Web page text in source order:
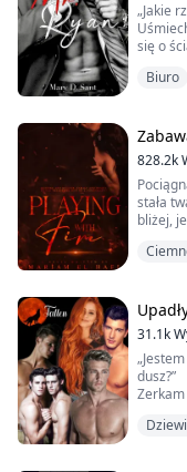
„Jakie
się o
tak
Jego
Jego
„Jeśli
Biuro
828.2k
stała
bliżej,
ślinę,
mówić,
31.1k
dusz?”
oczy,